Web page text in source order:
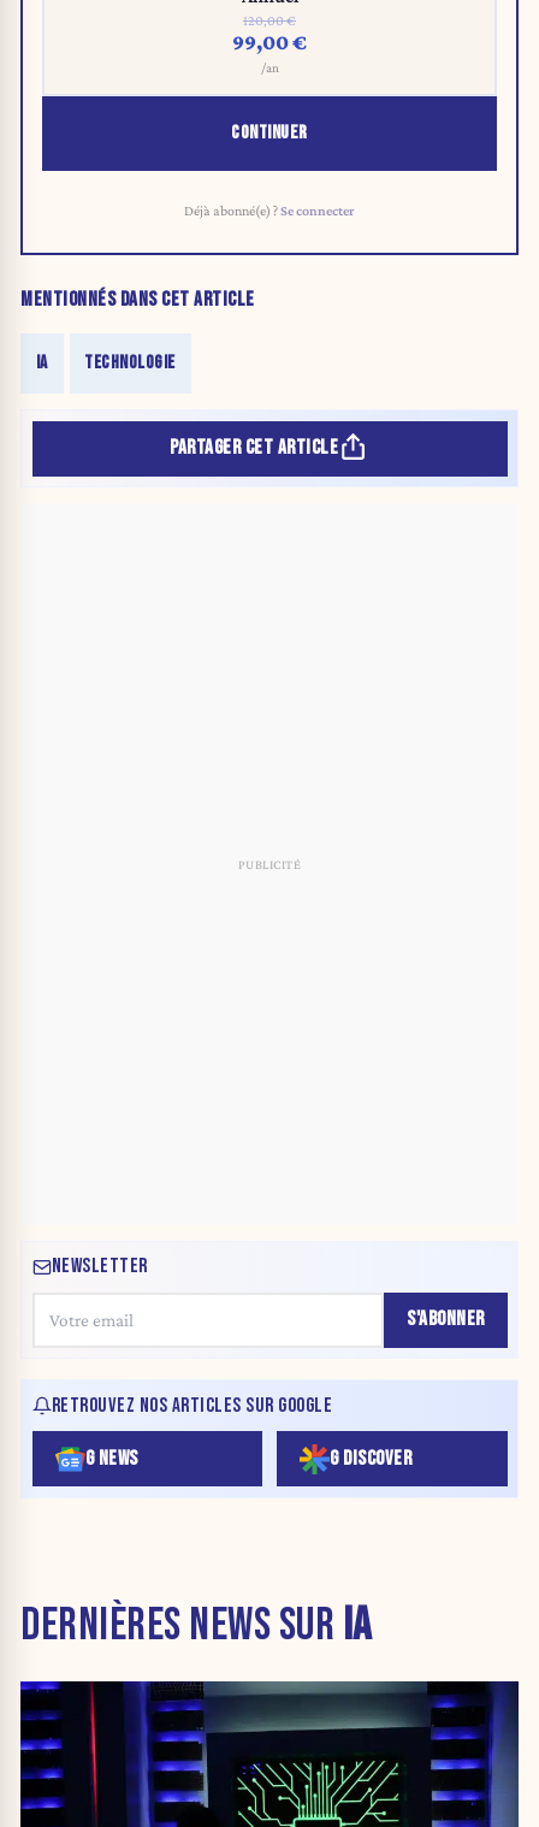
120,00 €
99,00 €
/an
CONTINUER
Déjà abonné(e) ?Se connecter
MENTIONNÉS DANS CET ARTICLE
IA TECHNOLOGIE
PARTAGER CET ARTICLE
NEWSLETTER
S'ABONNER
RETROUVEZ NOS ARTICLES SUR GOOGLE
G NEWS G DISCOVER
DERNIÈRES NEWS SUR IA